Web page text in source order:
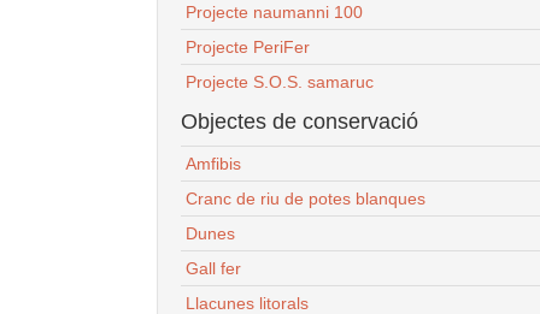
Projecte naumanni 100
Projecte PeriFer
Projecte S.O.S. samaruc
Objectes de conservació
Amfibis
Cranc de riu de potes blanques
Dunes
Gall fer
Llacunes litorals